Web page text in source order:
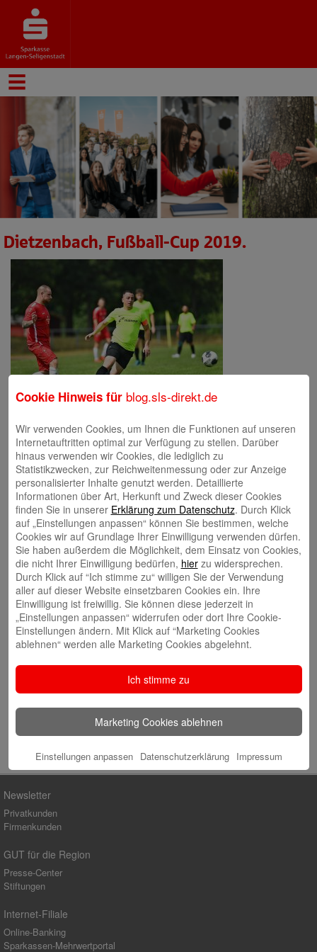
Dietzenbach, Fußball-Cup 2019.
Schreibe einen Kommentar
Deine E-Mail-Adresse wird nicht veröffentlicht. Erforderliche Felder
sind mit*markiert
Name*
E-Mail*
Newsletter
Privatkunden
Firmenkunden
GUT für die Region
Presse-Center
Stiftungen
Internet-Filiale
Online-Banking
Sparkassen-Mehrwertportal
Cookie Hinweis für blog.sls-direkt.de
Wir verwenden Cookies, um Ihnen die Funktionen auf unseren
Internetauftritten optimal zur Verfügung zu stellen. Darüber
hinaus verwenden wir Cookies, die lediglich zu
Statistikzwecken, zur Reichweitenmessung oder zur Anzeige
personalisierter Inhalte genutzt werden. Detaillierte
Informationen über Art, Herkunft und Zweck dieser Cookies
finden Sie in unserer Erklärung zum Datenschutz. Durch Klick
auf „Einstellungen anpassen“ können Sie bestimmen, welche
Cookies wir auf Grundlage Ihrer Einwilligung verwenden dürfen.
Sie haben außerdem die Möglichkeit, dem Einsatz von Cookies,
die nicht Ihrer Einwilligung bedürfen, hierzu widersprechen.
Durch Klick auf “Ich stimme zu“ willigen Sie der Verwendung
aller auf dieser Website einsetzbaren Cookies ein. Ihre
Einwilligung ist freiwillig. Sie können diese jederzeit in
„Einstellungen anpassen“ widerrufen oder dort Ihre Cookie-
Einstellungen ändern. Mit Klick auf “Marketing Cookies
ablehnen“ werden alle Marketing Cookies abgelehnt.
Ich stimme zu
Marketing Cookies ablehnen
Einstellungen anpassen Datenschutzerklärung Impressum